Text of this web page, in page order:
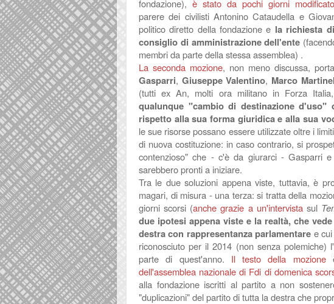
fondazione), è stato da pochi giorni modificato
pareredei civilisti Antonino Cataudella e
politico diretto della fondazionee la richiesta
consiglio di amministrazione dell'ente
membri da parte della stessa assemblea) .
La seconda mozione, non meno discussa,
Gasparri, Giuseppe Valentino, Marco
(tutti ex An, molti ora militano in Forza
qualunque "cambio di destinazione d'uso"
rispetto alla sua forma giuridica e alla sua
le sue risorse possano essere utilizzate oltre i
di nuova costituzione: in caso contrario, si
contenzioso" che - c'è da giurarci - Gasparri
sarebbero pronti a iniziare.
Tra le due soluzioni appena viste, tuttavia, è
magari, di misura - una terza: si tratta della
giorni scorsi (anche grazie a un'intervistasul
due ipotesi appena viste e la realtà, che
destra con rappresentanza parlamentare e
riconosciuto per il 2014 (non senza
parte di quest'anno. Il testo della mozione
dell'assemblea nazionale di Fdi di domenica
alla fondazione iscritti al partito a non
"duplicazioni" del partito di tutta la destra che